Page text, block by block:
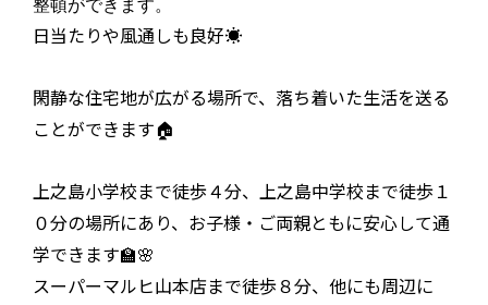
整頓ができます。
日当たりや風通しも良好☀️
閑静な住宅地が広がる場所で、落ち着いた生活を送る
ことができます🏠
上之島小学校まで徒歩４分、上之島中学校まで徒歩１
０分の場所にあり、お子様・ご両親ともに安心して通
学できます🏫🌸
スーパーマルヒ山本店まで徒歩８分、他にも周辺に